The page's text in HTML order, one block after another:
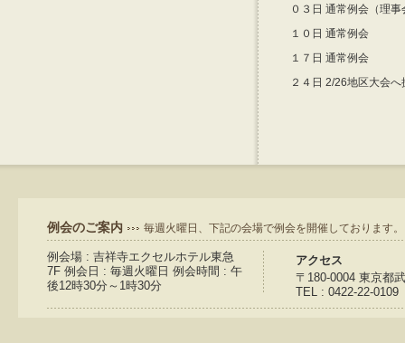
０３日 通常例会（理事
１０日 通常例会
１７日 通常例会
２４日 2/26地区大会へ
例会のご案内 毎週火曜日、下記の会場で例会を開催しております。
例会場 : 吉祥寺エクセルホテル東急
7F 例会日 : 毎週火曜日 例会時間 : 午
後12時30分～1時30分
アクセス
〒180-0004 東京都
TEL : 0422-22-